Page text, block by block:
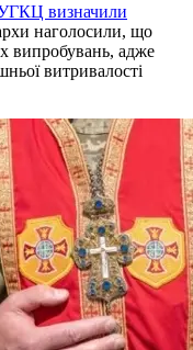
УГКЦ визначили
наголосили, що
випробувань, адже
витривалості